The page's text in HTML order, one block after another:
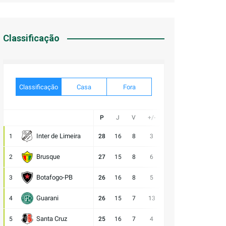
Classificação
Classificação Casa Fora
P J V +/-
1 Inter de Limeira 28 16 8 3
2 Brusque 27 15 8 6
3 Botafogo-PB 26 16 8 5
4 Guarani 26 15 7 13
5 Santa Cruz 25 16 7 4